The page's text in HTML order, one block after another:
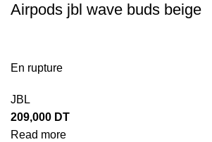
Airpods jbl wave buds beige
En rupture
JBL
209,000 DT
Read more